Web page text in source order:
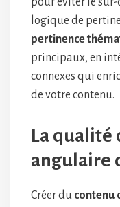
logique de
pertinence
principaux, en
connexes qui
de votre contenu.
La qualité
angulaire
Créer du contenu